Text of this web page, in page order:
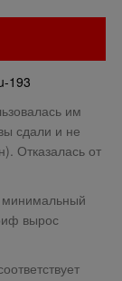
193
им
сдали и не
Отказалась от
минимальный
вырос